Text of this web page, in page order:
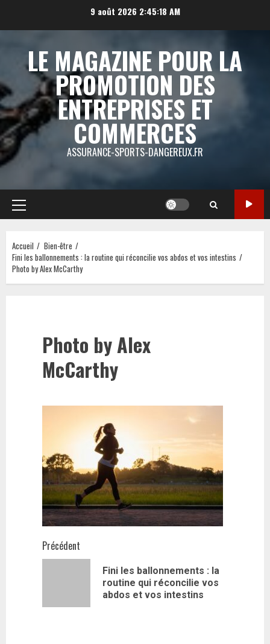
9 août 2026 2:45:18 AM
LE MAGAZINE POUR LA
PROMOTION DES
ENTREPRISES ET
COMMERCES
ASSURANCE-SPORTS-DANGEREUX.FR
Menu
principal
Accueil
Bien-être
Fini les ballonnements : la routine qui réconcilie vos abdos et vos intestins
Photo by Alex McCarthy
Photo by Alex
McCarthy
Navigation
Précédent
Fini les ballonnements : la
routine qui réconcilie vos
abdos et vos intestins